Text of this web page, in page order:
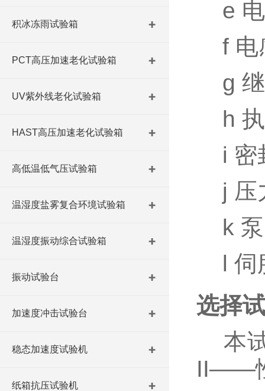
积冰冻雨试验箱
PCT高压加速老化试验箱
UV紫外线老化试验箱
HAST高压加速老化试验箱
高低温低气压试验箱
温湿度盐雾复合环境试验箱
温湿度振动综合试验箱
振动试验台
加速度冲击试验台
稳态加速度试验机
纸箱抗压试验机
e 电
f 电
g 继
h 执
i 密
j 压
k 泵
l 伺
选择
本试
II——